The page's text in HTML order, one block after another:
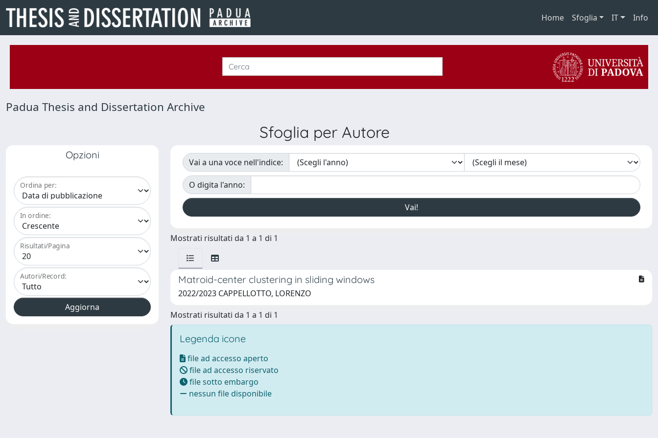
Home Sfoglia IT Info
Padua Thesis and Dissertation Archive
Sfoglia per Autore
Opzioni
Ordina per:
In ordine:
Risultati/Pagina
Autori/Record:
Vai a una voce nell'indice:
O digita l'anno:
Mostrati risultati da 1 a 1 di 1
Matroid-center clustering in sliding windows
2022/2023 CAPPELLOTTO, LORENZO
Mostrati risultati da 1 a 1 di 1
Legenda icone
file ad accesso aperto
file ad accesso riservato
file sotto embargo
nessun file disponibile